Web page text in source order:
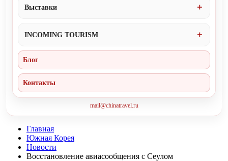
Выставки
INCOMING TOURISM
Блог
Контакты
mail@chinatravel.ru
Главная
Южная Корея
Новости
Восстановление авиасообщения с Сеулом